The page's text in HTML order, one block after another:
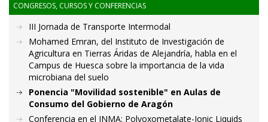
CONGRESOS, CURSOS Y CONFERENCIAS
III Jornada de Transporte Intermodal
Mohamed Emran, del Instituto de Investigación de
Agricultura en Tierras Áridas de Alejandría, habla en el
Campus de Huesca sobre la importancia de la vida
microbiana del suelo
Ponencia "Movilidad sostenible" en Aulas de
Consumo del Gobierno de Aragón
Conferencia en el INMA: Polyoxometalate-Ionic Liquids